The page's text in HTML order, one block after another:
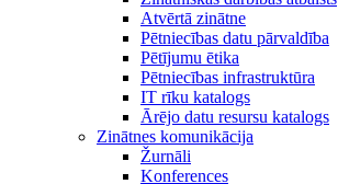
Atvērtā zinātne
Pētniecības datu pārvaldība
Pētījumu ētika
Pētniecības infrastruktūra
IT rīku katalogs
Ārējo datu resursu katalogs
Zinātnes komunikācija
Žurnāli
Konferences